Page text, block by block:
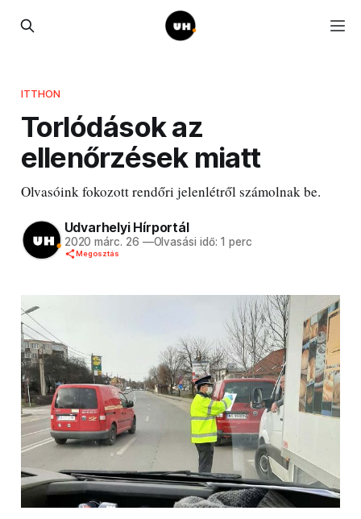
ITTHON
Torlódások az
ellenőrzések miatt
Olvasóink fokozott rendőri jelenlétről számolnak be.
Udvarhelyi Hírportál
2020 márc. 26 —Olvasási idő: 1 perc
Megosztás